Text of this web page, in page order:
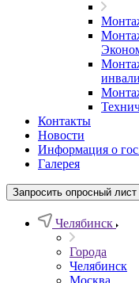
Контакты
Новости
Информация о
Галерея
Запросить опросный лист
Челябинск
Города
Челябинск
Москва